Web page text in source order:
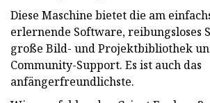
Diese Maschine bietet die am
erlernende Software, reibungsloses
große Bild- und Projektbibliothek
Community-Support. Es ist auch das
anfängerfreundlichste.